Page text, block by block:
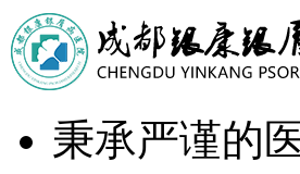
秉承严谨的